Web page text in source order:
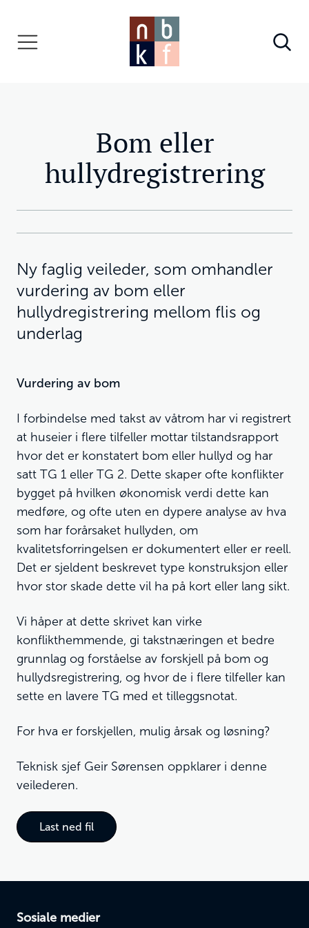
Bom eller
hullydregistrering
Ny faglig veileder, som omhandler
vurdering av bom eller
hullydregistrering mellom flis og
underlag
Vurdering av bom
I forbindelse med takst av våtrom har vi registrert
at huseier i flere tilfeller mottar tilstandsrapport
hvor det er konstatert bom eller hullyd og har
satt TG 1 eller TG 2. Dette skaper ofte konflikter
bygget på hvilken økonomisk verdi dette kan
medføre, og ofte uten en dypere analyse av hva
som har forårsaket hullyden, om
kvalitetsforringelsen er dokumentert eller er reell.
Det er sjeldent beskrevet type konstruksjon eller
hvor stor skade dette vil ha på kort eller lang sikt.
Vi håper at dette skrivet kan virke
konflikthemmende, gi takstnæringen et bedre
grunnlag og forståelse av forskjell på bom og
hullydsregistrering, og hvor de i flere tilfeller kan
sette en lavere TG med et tilleggsnotat.
For hva er forskjellen, mulig årsak og løsning?
Teknisk sjef Geir Sørensen oppklarer i denne
veilederen.
Last ned fil
Sosiale medier